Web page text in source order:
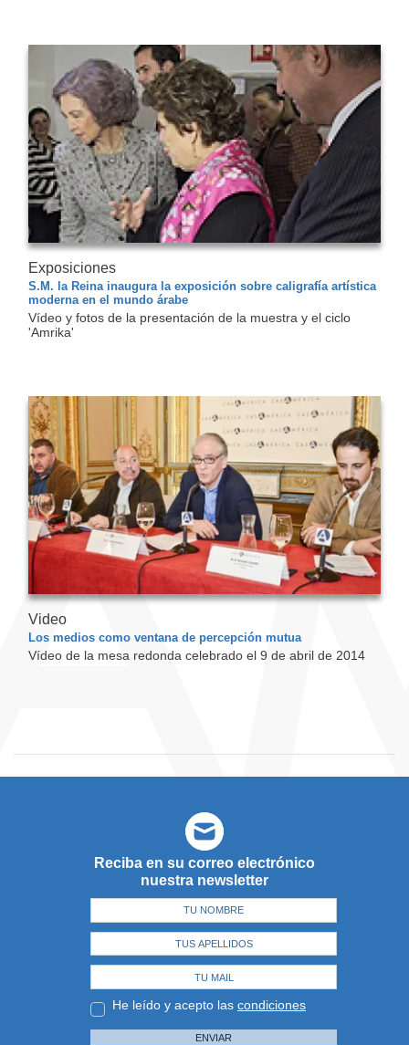
Exposiciones
S.M. la Reina inaugura la exposición sobre caligrafía artística
moderna en el mundo árabe
Vídeo y fotos de la presentación de la muestra y el ciclo
'Amrika'
Video
Los medios como ventana de percepción mutua
Vídeo de la mesa redonda celebrado el 9 de abril de 2014
Reciba en su correo electrónico
nuestra newsletter
He leído y acepto las condiciones
ENVIAR